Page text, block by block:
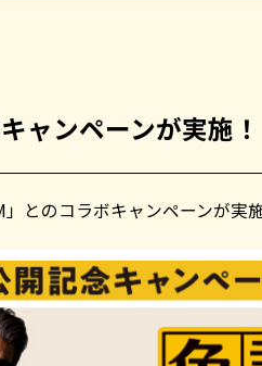
ャンペーンが実施！
とのコラボキャンペーンが実